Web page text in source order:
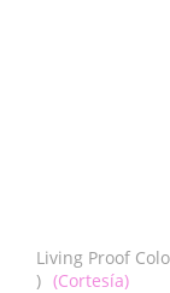
Living Proof
) (Cortesía)